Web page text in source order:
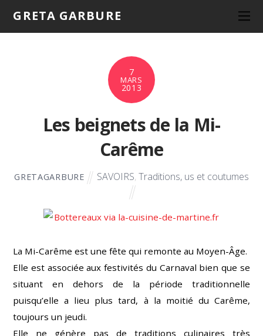
GRETA GARBURE
7
MARS
2013
Les beignets de la Mi-
Carême
GRETAGARBURE SAVOIRS, Traditions, us et coutumes
La Mi-Carême est une fête qui remonte au Moyen-Âge.
Elle est associée aux festivités du Carnaval bien que se
situant en dehors de la période traditionnelle
puisqu’elle a lieu plus tard, à la moitié du Carême,
toujours un jeudi.
Elle ne génère pas de traditions culinaires très